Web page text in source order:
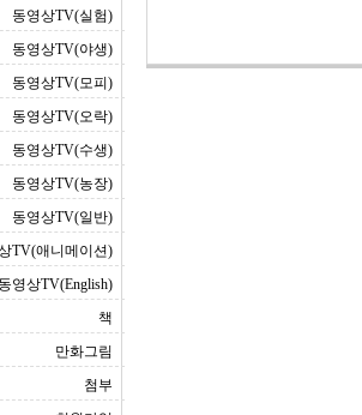
동영상TV(실험)
동영상TV(야생)
동영상TV(모피)
동영상TV(오락)
동영상TV(수생)
동영상TV(농장)
동영상TV(일반)
TV(애니메이션)
동영상TV(English)
책
만화그림
첨부